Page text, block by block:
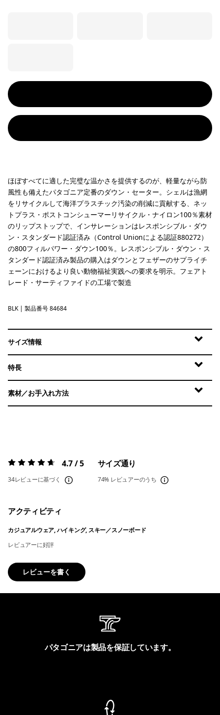
ほぼすべてに適した完璧な温かさを提供するのが、軽量ながら防
風性も備えたパタゴニア定番のダウン・セーター。シェルは漁網
をリサイクルして海洋プラスチック汚染の削減に貢献する、ネッ
トプラス・ポストコンシューマーリサイクル・ナイロン100％素材
のリップストップで、インサレーションはレスポンシブル・ダウ
ン・スタンダード認証済み（Control Unionによる認証880272）
の800フィルパワー・ダウン100％。レスポンシブル・ダウン・ス
タンダード認証済み製品の購入はダウンとフェザーのサプライチ
ェーンにおけるより良い動物福祉実践への要求を明示。フェアト
レード・サーティファイドの工場で製造
Black
BLK | 製品番号 84684
サイズ情報
特長
素材／お手入れ方法
評価:4.7 / 5 4.7 / 5
34レビューに基づく
サイズ通り
74% レビュアーのうち
アクティビティ
カジュアルウェア, ハイキング, スキー／スノーボード
レビュアーに好評
レビューを書く
パタゴニアは製品を保証しています。